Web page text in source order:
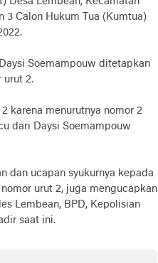
3 Calon Hukum Tua (Kumtua)
Soemampouw ditetapkan
urut 2.
karena menurutnya nomor 2
dari Daysi Soemampouw
dan ucapan syukurnya kepada
urut 2, juga mengucapkan
Lembean, BPD, Kepolisian
saat ini.